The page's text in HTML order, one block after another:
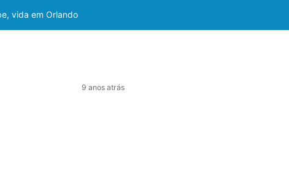
vida em Orlando
9 anos atrás